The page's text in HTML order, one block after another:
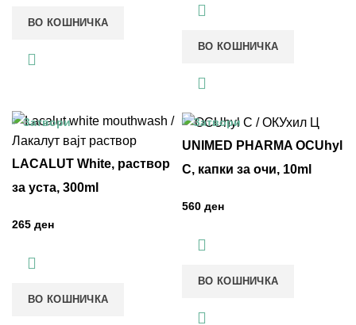
ВО КОШНИЧКА
ВО КОШНИЧКА
Затвори
LACALUT White, раствор
за уста, 300ml
ден
ВО КОШНИЧКА
Затвори
UNIMED PHARMA OCUhyl
C, капки за очи, 10ml
ден
ВО КОШНИЧКА